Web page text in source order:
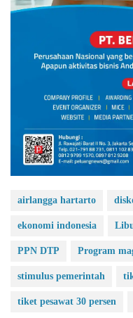
airlangga hartarto
ekonomi indonesia
PPN DTP Program
stimulus pemerintah
tiket pesawat 30 persen